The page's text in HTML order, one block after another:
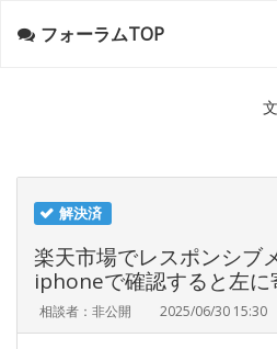
フォーラムTOP
解決済
楽天市場でレスポンシブ
iphoneで確認すると左に
相談者：非公開 2025/06/30 15:30